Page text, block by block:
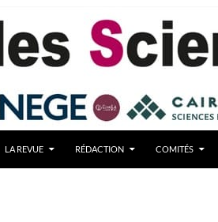
LA REVUE RÉDACTION COMITÉS